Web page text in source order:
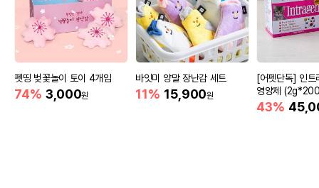
펫띵 벚꽃놀이 토이 4개입
74% 3,000원
바잇미 양말 장난감 세트
11% 15,900원
[어펫단독] 인트
영양제
43%